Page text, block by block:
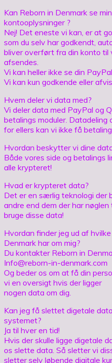
Kan Reborn in Denmark se
kontooplysninger ?
Nej! Det eneste vi kan, er at
som du selv har godkendt,
bliver overført fra din konto til
afsendes.
Vi kan heller ikke se din
Vi kan kun godkende eller
Hvem deler vi data med?
Vi deler data med PayPal og
betalings moduler. Datadeling
for ellers kan vi ikke få
Hvordan beskytter vi dine
Både vores side og betalings
alle krypteret!
Hvad er krypteret data?
Det er en særlig teknologi der
andre end dem der har
bruge disse data!
Hvordan finder jeg ud af
Denmark har om mig?
Du kontakter Reborn in
Info@reborn-in-denmark.com
Og beder os om at få din
vi en oversigt hvis der ligger
nogen data om dig.
Kan jeg få slettet digetale
systemet?
Ja til hver en tid!
Hvis der skulle ligge digetale
os slette data. Så sletter vi
sletter selv løbende digitale